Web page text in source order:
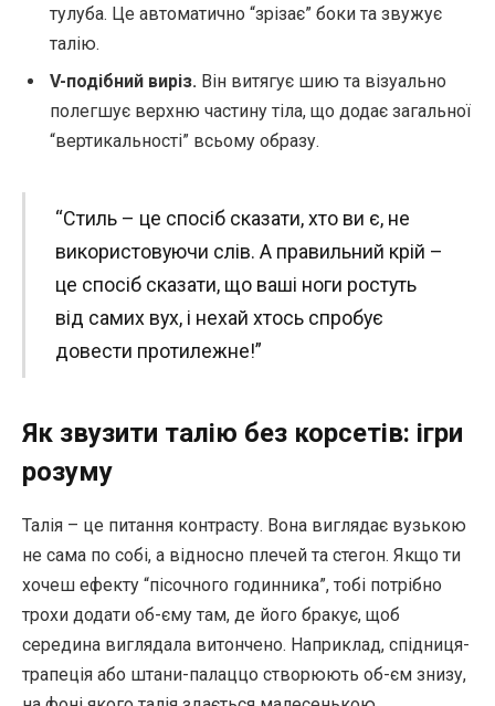
тулуба. Це автоматично “зрізає” боки та звужує
талію.
V-подібний виріз. Він витягує шию та візуально
полегшує верхню частину тіла, що додає загальної
“вертикальності” всьому образу.
“Стиль – це спосіб сказати, хто ви є, не
використовуючи слів. А правильний крій –
це спосіб сказати, що ваші ноги ростуть
від самих вух, і нехай хтось спробує
довести протилежне!”
Як звузити талію без корсетів: ігри
розуму
Талія – це питання контрасту. Вона виглядає вузькою
не сама по собі, а відносно плечей та стегон. Якщо ти
хочеш ефекту “пісочного годинника”, тобі потрібно
трохи додати об-єму там, де його бракує, щоб
середина виглядала витончено. Наприклад, спідниця-
трапеція або штани-палаццо створюють об-єм знизу,